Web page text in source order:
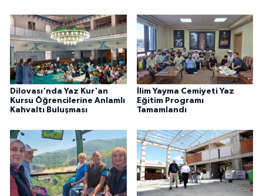
Dilovası'nda Yaz Kur'an
Kursu Öğrencilerine Anlamlı
Kahvaltı Buluşması
İlim Yayma Cemiyeti Yaz
Eğitim Programı
Tamamlandı